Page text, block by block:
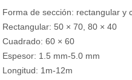
Forma de sección: rectangular y
Rectangular: 50 × 70, 80 × 40
Cuadrado: 60 × 60
Espesor: 1.5 mm-5.0 mm
Longitud: 1m-12m